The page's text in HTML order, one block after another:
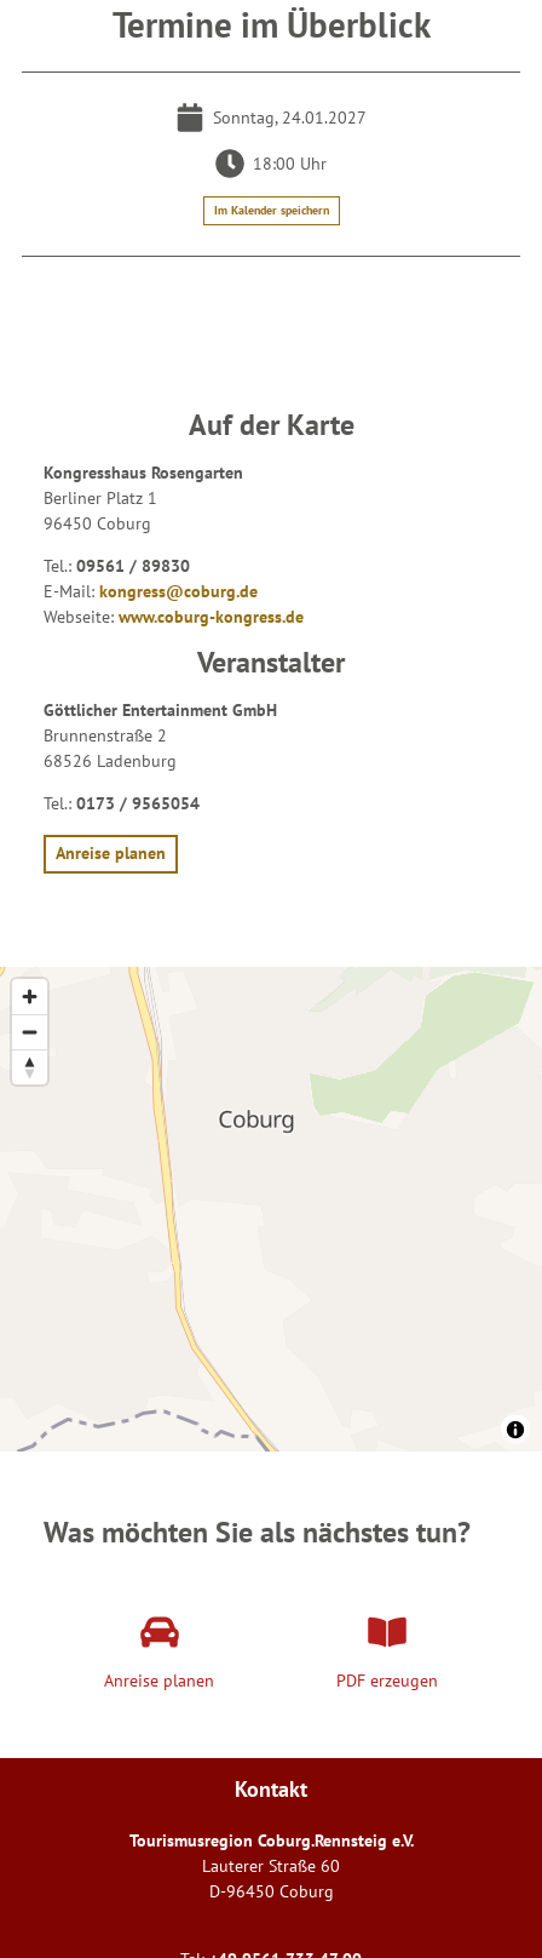
Termine im Überblick
Sonntag, 24.01.2027
18:00 Uhr
Im Kalender speichern
Auf der Karte
Kongresshaus Rosengarten
Berliner Platz 1
96450 Coburg
Tel.: 09561 / 89830
E-Mail: kongress@coburg.de
Webseite: www.coburg-kongress.de
Veranstalter
Göttlicher Entertainment GmbH
Brunnenstraße 2
68526 Ladenburg
Tel.: 0173 / 9565054
Anreise planen
Was möchten Sie als nächstes tun?
Anreise planen PDF erzeugen
Kontakt
Tourismusregion Coburg.Rennsteig e.V.
Lauterer Straße 60
D-96450 Coburg